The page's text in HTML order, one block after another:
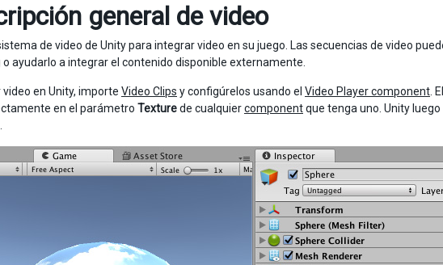
general de video
de video de Unity para integrar video en su juego. Las secuencias de video
ayudarlo a integrar el contenido disponible externamente.
video en Unity, importe Video Clips y configúrelos usando el Video Player component .
en el parámetro Texturede cualquiercomponentque tenga uno. Unity